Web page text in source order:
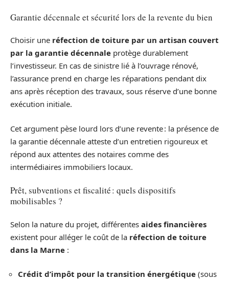
Garantie décennale et sécurité lors de la revente du bien
Choisir une réfection de toiture par un artisan couvert
par la garantie décennale protège durablement
l’investisseur. En cas de sinistre lié à l’ouvrage rénové,
l’assurance prend en charge les réparations pendant dix
ans après réception des travaux, sous réserve d’une bonne
exécution initiale.
Cet argument pèse lourd lors d’une revente : la présence de
la garantie décennale atteste d’un entretien rigoureux et
répond aux attentes des notaires comme des
intermédiaires immobiliers locaux.
Prêt, subventions et fiscalité : quels dispositifs
mobilisables ?
Selon la nature du projet, différentes aides financières
existent pour alléger le coût de la réfection de toiture
dans la Marne :
Crédit d’impôt pour la transition énergétique (sous